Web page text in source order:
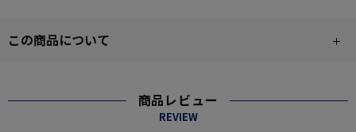
この商品について
商品レビュー
REVIEW